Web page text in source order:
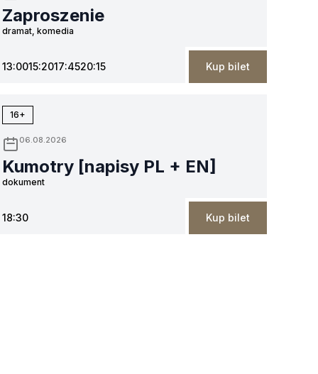
Zaproszenie
dramat, komedia
13:0015:2017:4520:15 Kup bilet
16+
06.08.2026
Kumotry [napisy PL + EN]
dokument
18:30 Kup bilet